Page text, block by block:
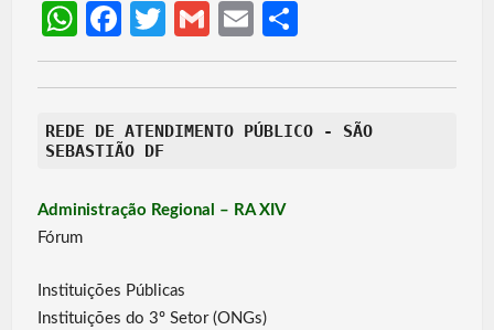
W
h
at
s
A
p
p
Fa
ce
b
o
o
k
T
w
itt
er
G
m
ail
E
m
ail
h
ar
e
REDE DE ATENDIMENTO PÚBLICO - SÃO
SEBASTIÃO DF
Administração Regional – RA XIV
Fórum
Instituições Públicas
Instituições do 3º Setor (ONGs)